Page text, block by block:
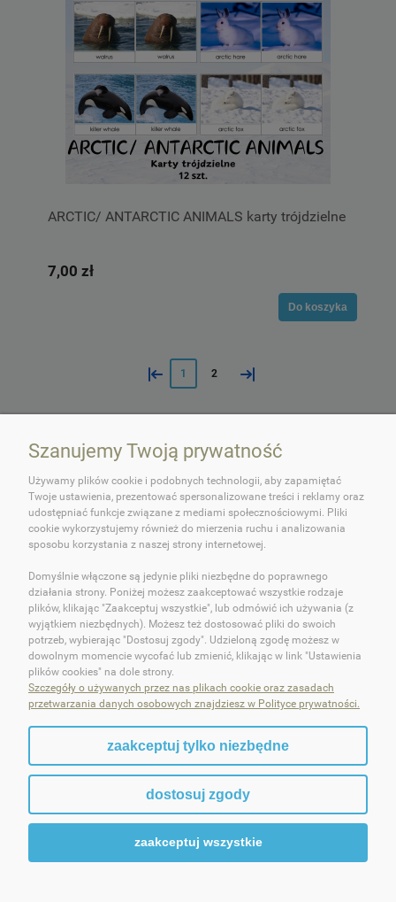
ARCTIC/ ANTARCTIC ANIMALS karty trójdzielne
7,00 zł
Do koszyka
« 1 2 »
O OKEY DOKEY!
OBSŁUGA KLIENTA
POMOC
MOJE KONTO
pokaż pełną wersję strony
Sklep internetowy Shoper.pl
Szanujemy Twoją prywatność
Używamy plików cookie i podobnych technologii, aby zapamiętać
Twoje ustawienia, prezentować spersonalizowane treści i reklamy oraz
udostępniać funkcje związane z mediami społecznościowymi. Pliki
cookie wykorzystujemy również do mierzenia ruchu i analizowania
sposobu korzystania z naszej strony internetowej.
Domyślnie włączone są jedynie pliki niezbędne do poprawnego
działania strony. Poniżej możesz zaakceptować wszystkie rodzaje
plików, klikając "Zaakceptuj wszystkie", lub odmówić ich używania (z
wyjątkiem niezbędnych). Możesz też dostosować pliki do swoich
potrzeb, wybierając "Dostosuj zgody". Udzieloną zgodę możesz w
dowolnym momencie wycofać lub zmienić, klikając w link "Ustawienia
plików cookies" na dole strony.
Szczegóły o używanych przez nas plikach cookie oraz zasadach
przetwarzania danych osobowych znajdziesz w Polityce prywatności.
zaakceptuj tylko niezbędne
dostosuj zgody
zaakceptuj wszystkie